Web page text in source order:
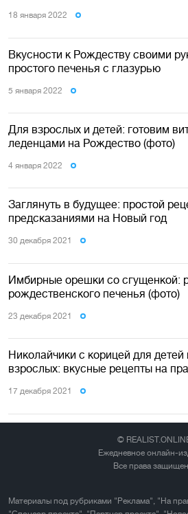
18 января 2022
Вкусности к Рождеству своими
простого печенья с глазурью
5 января 2022
Для взрослых и детей: готовим
леденцами на Рождество (фото)
4 января 2022
Заглянуть в будущее: простой
предсказаниями на Новый год
30 декабря 2021
Имбирные орешки со сгущенкой:
рождественского печенья (фото)
23 декабря 2021
Николайчики с корицей для
взрослых: вкусные рецепты на
17 декабря 2021
©
Ежедневное онлайн-
Все права
Материалы под рубриками "Реклама", "На